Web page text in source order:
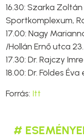
16.30: Szarka
Sportkomplexum,
17.00: Nagy
/Hollán Ernő utca 23.
17.30: Dr. Rajczy
18.00: Dr. Földes
Forrás: Itt
#